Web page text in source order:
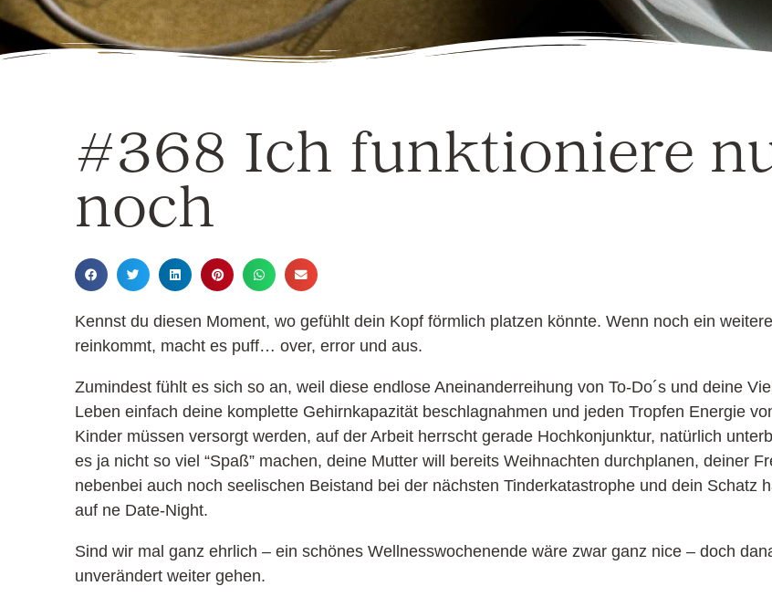
#368 Ich funktioniere
noch
Kennst du diesen Moment, wo gefühlt dein Kopf förmlich platzen könnte. Wenn noch ein
reinkommt, macht es puff… over, error und aus.
Zumindest fühlt es sich so an, weil diese endlose Aneinanderreihung von To-Do´s und deine
Leben einfach deine komplette Gehirnkapazität beschlagnahmen und jeden Tropfen Energie
Kinder müssen versorgt werden, auf der Arbeit herrscht gerade Hochkonjunktur, natürlich
es ja nicht so viel “Spaß” machen, deine Mutter will bereits Weihnachten durchplanen, deiner
nebenbei auch noch seelischen Beistand bei der nächsten Tinderkatastrophe und dein Schatz
auf ne Date-Night.
Sind wir mal ganz ehrlich – ein schönes Wellnesswochenende wäre zwar ganz nice – doch
unverändert weiter gehen.